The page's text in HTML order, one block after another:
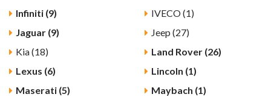
Infiniti (9)
IVECO (1)
Jaguar (9)
Jeep (27)
Kia (18)
Land Rover (26)
Lexus (6)
Lincoln (1)
Maserati (5)
Maybach (1)